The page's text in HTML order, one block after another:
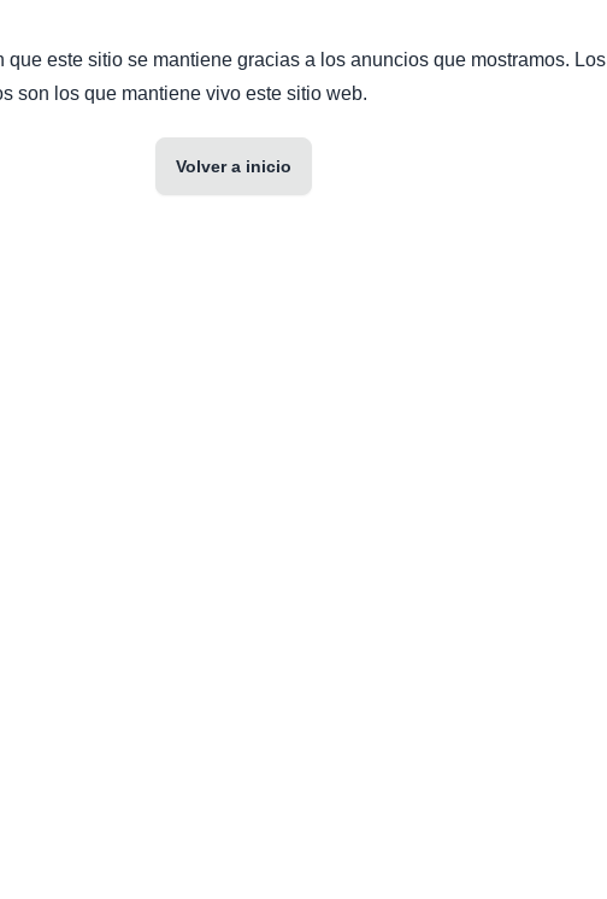
que este sitio se mantiene gracias a los anuncios que mostramos. Los
son los que mantiene vivo este sitio web.
Volver a inicio